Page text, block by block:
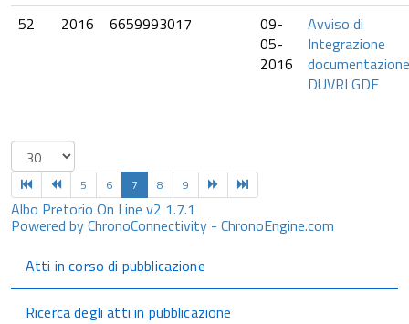
52
2016 6659993017
09-
05-
2016
Avviso di
Integrazione
DUVRI GDF
5 6 7 8 9
Albo Pretorio On Line v2 1.7.1
Powered by ChronoConnectivity - ChronoEngine.com
Atti in corso di pubblicazione
Ricerca degli atti in pubblicazione